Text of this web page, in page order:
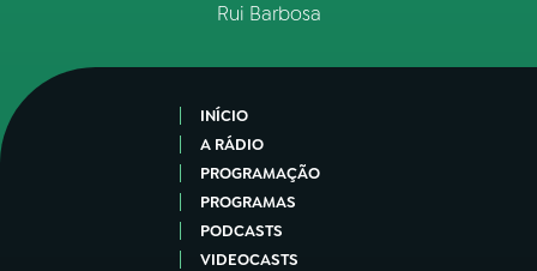
Rui Barbosa
INÍCIO
A RÁDIO
PROGRAMAÇÃO
PROGRAMAS
PODCASTS
VIDEOCASTS